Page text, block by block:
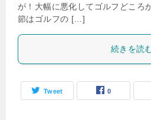
が！大幅に悪化してゴルフどころ
節はゴルフの […]
続きを読
Tweet 0